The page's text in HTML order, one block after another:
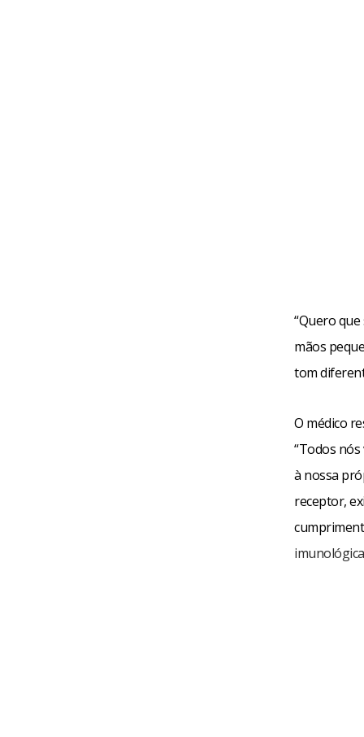
“Quero
mãos
tom
O médico
“Todos
à nossa
receptor,